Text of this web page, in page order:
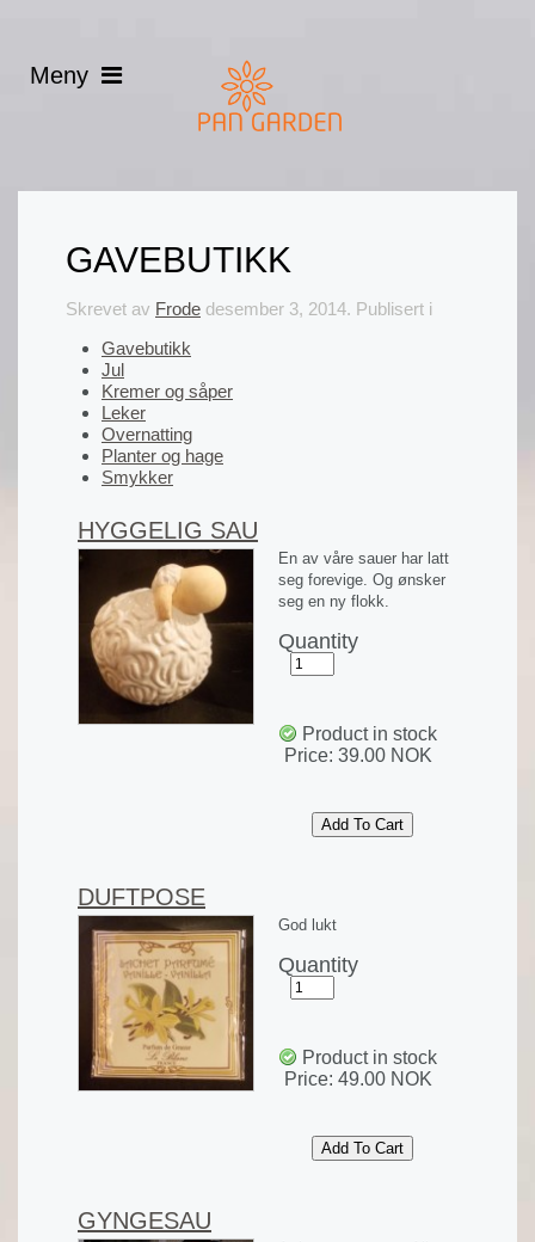
GAVEBUTIKK
Skrevet av Frode desember 3, 2014. Publisert i
Gavebutikk
Jul
Kremer og såper
Leker
Overnatting
Planter og hage
Smykker
HYGGELIG SAU
En av våre sauer har latt
seg forevige. Og ønsker
seg en ny flokk.
Quantity
Product in stock
Price: 39.00 NOK
DUFTPOSE
God lukt
Quantity
Product in stock
Price: 49.00 NOK
GYNGESAU